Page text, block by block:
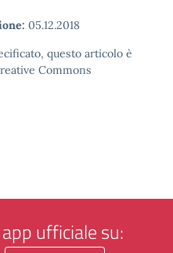
05.12.2018
questo articolo è
Commons
ufficiale su: